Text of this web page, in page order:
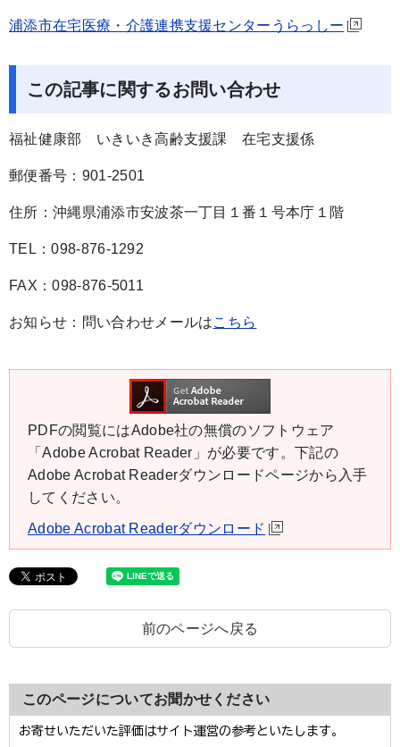
浦添市在宅医療・介護連携支援センターうらっしー
この記事に関するお問い合わせ
福祉健康部 いきいき高齢支援課 在宅支援係
郵便番号：901-2501
住所：沖縄県浦添市安波茶一丁目１番１号本庁１階
TEL：098-876-1292
FAX：098-876-5011
お知らせ：問い合わせメールはこちら
PDFの閲覧にはAdobe社の無償のソフトウェア
「Adobe Acrobat Reader」が必要です。下記の
Adobe Acrobat Readerダウンロードページから入手
してください。
Adobe Acrobat Readerダウンロード
前のページへ戻る
このページについてお聞かせください